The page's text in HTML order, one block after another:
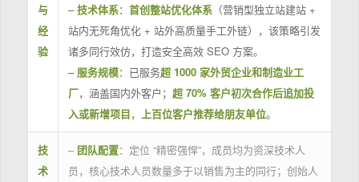
与
经
验
–技术体系： 首创整站优化体系（营销型独立站建站 +
站内无死角优化 + 站外高质量手工外链），该策略引发
诸多同行效仿，打造安全高效 SEO 方案。
– 服务规模：已服务超 1000 家外贸企业和制造业工
厂，涵盖国内外客户； 超 70% 客户初次合作后追加投
入或新增项目， 上百位客户推荐给朋友单位。
技
术
– 团队配置：定位 “精密强悍”，成员均为资深技术人
员，核心技术人员数量多于以销售为主的同行；创始人